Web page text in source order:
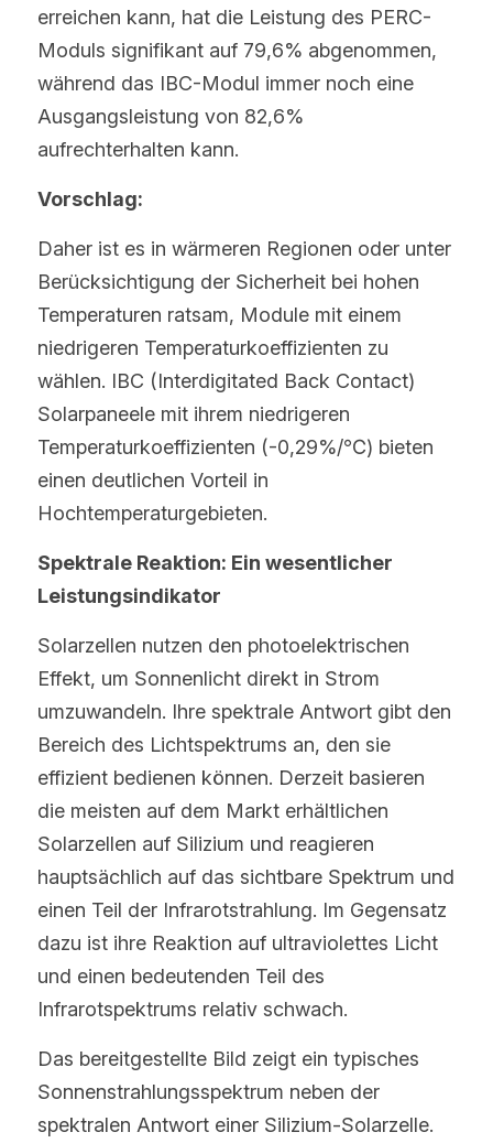
erreichen kann, hat die Leistung des PERC-
Moduls signifikant auf 79,6% abgenommen,
während das IBC-Modul immer noch eine
Ausgangsleistung von 82,6%
aufrechterhalten kann.
Vorschlag:
Daher ist es in wärmeren Regionen oder unter
Berücksichtigung der Sicherheit bei hohen
Temperaturen ratsam, Module mit einem
niedrigeren Temperaturkoeffizienten zu
wählen. IBC (Interdigitated Back Contact)
Solarpaneele mit ihrem niedrigeren
Temperaturkoeffizienten (-0,29%/℃) bieten
einen deutlichen Vorteil in
Hochtemperaturgebieten.
Spektrale Reaktion: Ein wesentlicher
Leistungsindikator
Solarzellen nutzen den photoelektrischen
Effekt, um Sonnenlicht direkt in Strom
umzuwandeln. Ihre spektrale Antwort gibt den
Bereich des Lichtspektrums an, den sie
effizient bedienen können. Derzeit basieren
die meisten auf dem Markt erhältlichen
Solarzellen auf Silizium und reagieren
hauptsächlich auf das sichtbare Spektrum und
einen Teil der Infrarotstrahlung. Im Gegensatz
dazu ist ihre Reaktion auf ultraviolettes Licht
und einen bedeutenden Teil des
Infrarotspektrums relativ schwach.
Das bereitgestellte Bild zeigt ein typisches
Sonnenstrahlungsspektrum neben der
spektralen Antwort einer Silizium-Solarzelle.